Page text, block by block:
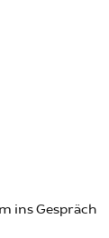
ins Gespräch